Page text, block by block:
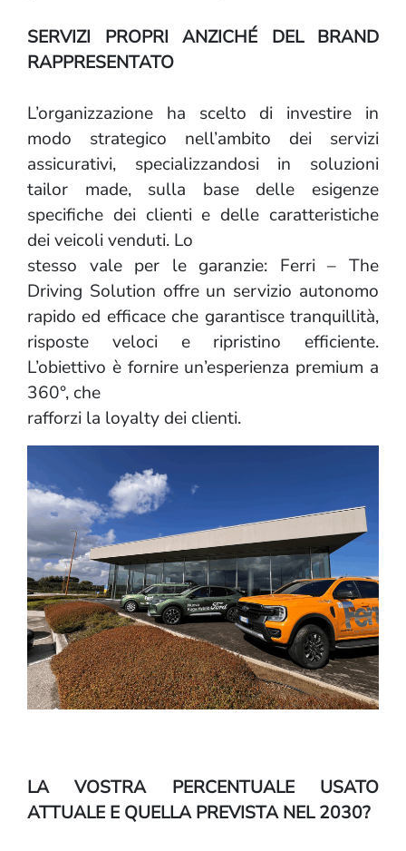
SERVIZI PROPRI ANZICHÉ DEL BRAND
RAPPRESENTATO
L’organizzazione ha scelto di investire in
modo strategico nell’ambito dei servizi
assicurativi, specializzandosi in soluzioni
tailor made, sulla base delle esigenze
specifiche dei clienti e delle caratteristiche
dei veicoli venduti. Lo
stesso vale per le garanzie: Ferri – The
Driving Solution offre un servizio autonomo
rapido ed efficace che garantisce tranquillità,
risposte veloci e ripristino efficiente.
L’obiettivo è fornire un’esperienza premium a
360°, che
rafforzi la loyalty dei clienti.
LA VOSTRA PERCENTUALE USATO
ATTUALE E QUELLA PREVISTA NEL 2030?